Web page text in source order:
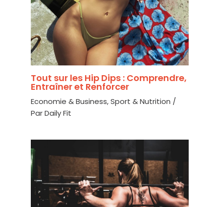
Tout sur les Hip Dips : Comprendre,
Entraîner et Renforcer
Economie & Business,Sport & Nutrition /
ParDaily Fit